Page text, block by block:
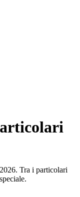
Tra i particolari